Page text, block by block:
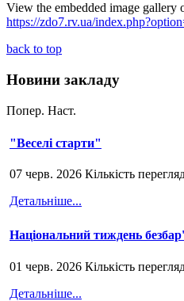
View the embedded image gallery
https://zdo7.rv.ua/
back to top
Новини закладу
Попер. Наст.
"Веселі старти"
07 черв. 2026 Кількість
Детальніше...
Національний тиждень
01 черв. 2026 Кількість
Детальніше...